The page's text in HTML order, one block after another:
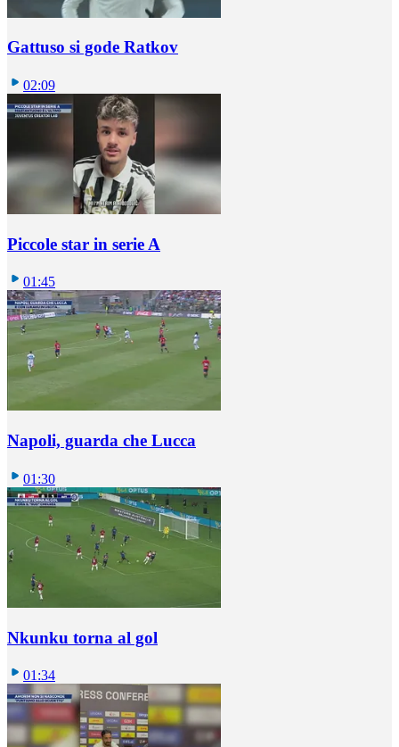
Gattuso si gode Ratkov
02:09
Piccole star in serie A
01:45
Napoli, guarda che Lucca
01:30
Nkunku torna al gol
01:34